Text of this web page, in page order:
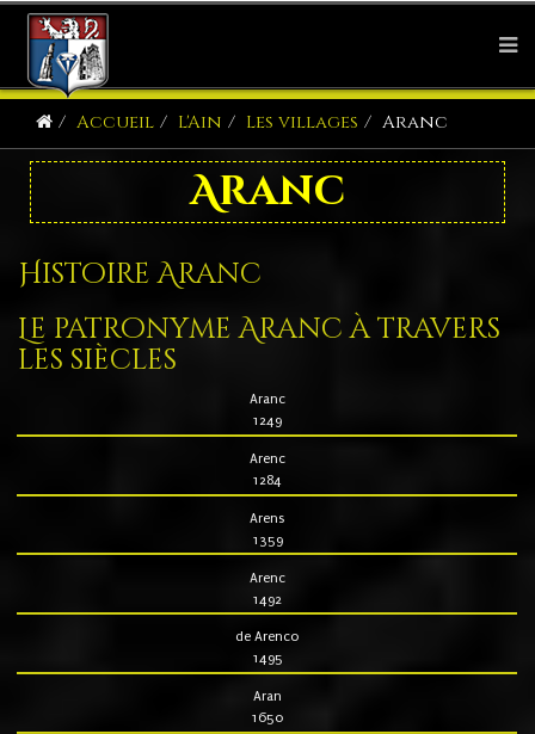
Accueil L'Ain Les villages Aranc
Aranc
Histoire Aranc
Le patronyme Aranc à travers
les siècles
Aranc
1249
Arenc
1284
Arens
1359
Arenc
1492
de Arenco
1495
Aran
1650